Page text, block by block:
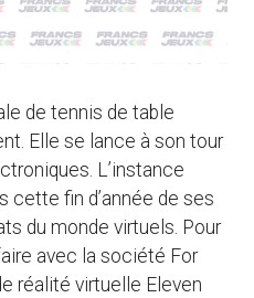
de tennis de table
Elle se lance à son tour
L’instance
cette fin d’année de ses
du monde virtuels. Pour
avec la société For
réalité virtuelle Eleven